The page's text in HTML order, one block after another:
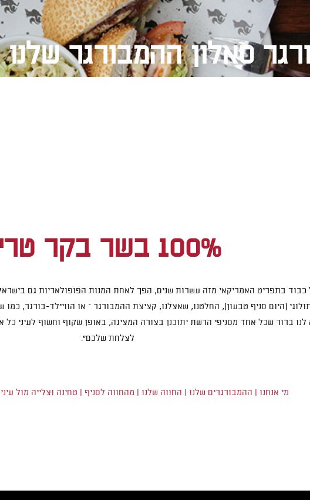
סאלון ההמבורגר שלנו
100% בשר בקר טרי
בתפריט האמריקאי מזה עשרות שנים, הפך לאחת המנות הפופולאריות גם
(היום סניף טבעון), החלטנו, שאצלנו, קציצת ההמבורגר – או הוויילד-בורגר,
ברור שכל אחד מסניפי הרשת יתוכנן בצורה המציגה, באופן שקוף וחשוף לעיני
לצלחת שלכם".
מי אנחנו | ההמבורגרים שלנו | החווה שלנו | מהחווה לסניף | טחינה וצלייה מול